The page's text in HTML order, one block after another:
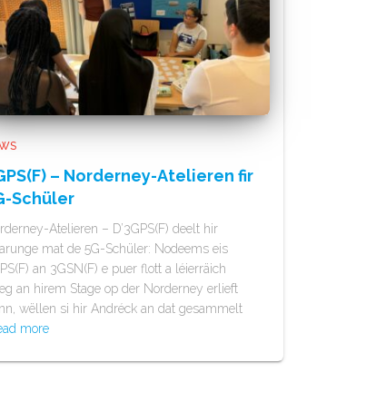
– Norderney-Atelieren fir
Schüler
Atelieren – D’3GPS(F) deelt hir
mat de 5G-Schüler: Nodeems eis
an 3GSN(F) e puer flott a léierräich
an hirem Stage op der Norderney erlieft
wëllen si hir Andréck an dat gesammelt
more